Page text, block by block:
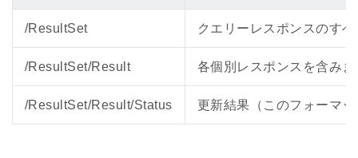
/ResultSet クエリーレスポンスのす
/ResultSet/Result 各個別レスポンスを含みま
/ResultSet/Result/Status 更新結果（このフォーマ